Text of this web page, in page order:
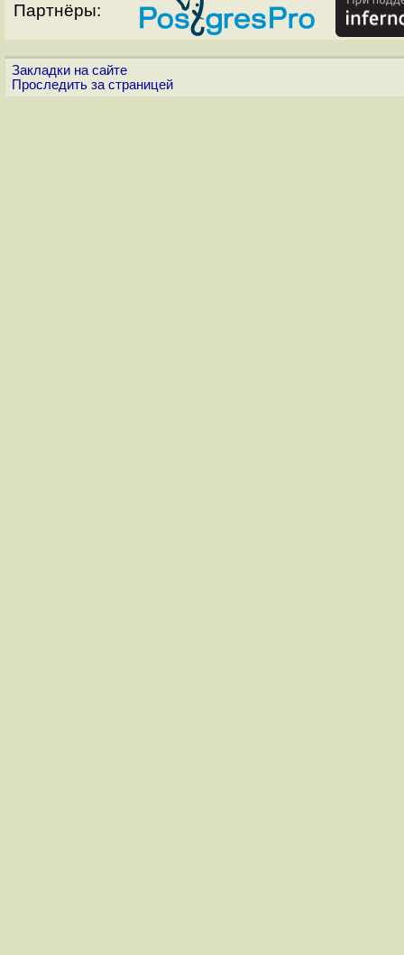
Партнёры:
Закладки на сайте
Проследить за страницей